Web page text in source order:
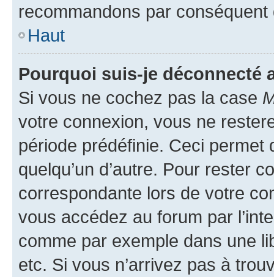
recommandons par conséquent
Haut
Pourquoi suis-je déconnecté
Si vous ne cochez pas la case
votre connexion, vous ne
période prédéfinie. Ceci permet
quelqu’un d’autre. Pour rester
correspondante lors de votre
vous accédez au forum par
comme par exemple dans une
etc. Si vous n’arrivez pas à